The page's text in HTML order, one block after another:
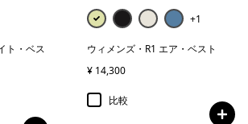
ト・ベス
+1
ウィメンズ・R1 エア・ベスト
¥ 14,300
比較